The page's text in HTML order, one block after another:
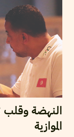
النهضة وقلب
الموازية